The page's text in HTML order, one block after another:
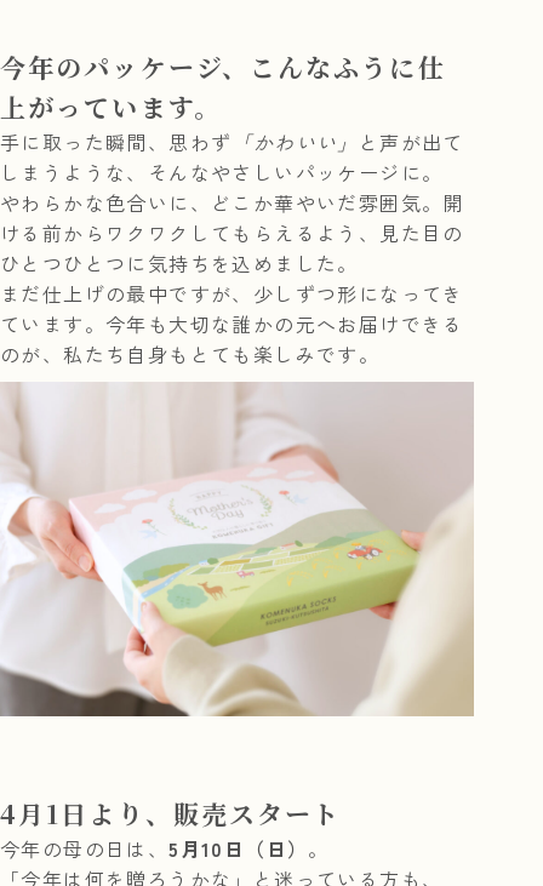
今年のパッケージ、こんなふうに仕
上がっています。
手に取った瞬間、思わず 「かわいい」 と声が出て
しまうような、そんなやさしいパッケージに。
やわらかな色合いに、どこか華やいだ雰囲気。開
ける前からワクワクしてもらえるよう、見た目の
ひとつひとつに気持ちを込めました。
まだ仕上げの最中ですが、少しずつ形になってき
ています。今年も大切な誰かの元へお届けできる
のが、私たち自身もとても楽しみです。
4月1日より、販売スタート
今年の母の日は、5月10日（日） 。
「今年は何を贈ろうかな」と迷っている方も、